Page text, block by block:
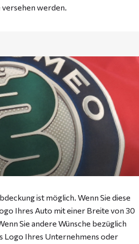
versehen werden.
ist möglich. Wenn Sie diese
Ihres Auto mit einer Breite von 30
Sie andere Wünsche bezüglich
Logo Ihres Unternehmens oder